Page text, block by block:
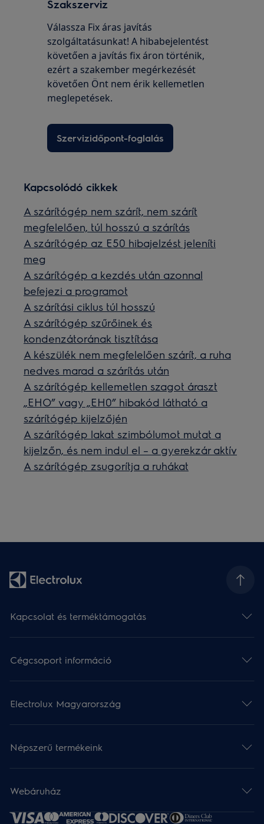
Szakszerviz
Válassza Fix áras javítás
szolgáltatásunkat! A hibabejelentést
követően a javítás fix áron történik,
ezért a szakember megérkezését
követően Önt nem érik kellemetlen
meglepetések.
Szervizidőpont-foglalás
Kapcsolódó cikkek
A szárítógép nem szárít, nem szárít
megfelelően, túl hosszú a szárítás
A szárítógép az E50 hibajelzést jeleníti
meg
A szárítógép a kezdés után azonnal
befejezi a programot
A szárítási ciklus túl hosszú
A szárítógép szűrőinek és
kondenzátorának tisztítása
A készülék nem megfelelően szárít, a ruha
nedves marad a szárítás után
A szárítógép kellemetlen szagot áraszt
„EHO” vagy „EH0” hibakód látható a
szárítógép kijelzőjén
A szárítógép lakat szimbólumot mutat a
kijelzőn, és nem indul el – a gyerekzár aktív
A szárítógép zsugorítja a ruhákat
Kapcsolat és terméktámogatás
Cégcsoport információ
Electrolux Magyarország
Népszerű termékeink
Webáruház​